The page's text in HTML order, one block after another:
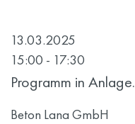
13.03.2025
15:00 - 17:30
Programm in Anlage.
Beton Lana GmbH